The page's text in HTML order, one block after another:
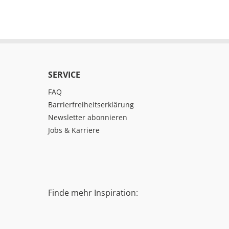
SERVICE
FAQ
Barrierfreiheitserklärung
Newsletter abonnieren
Jobs & Karriere
Finde mehr Inspiration: